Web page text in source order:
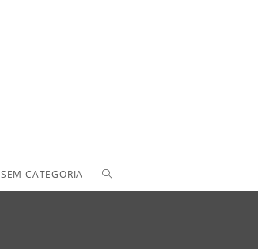
SEM CATEGORIA TOGGLE